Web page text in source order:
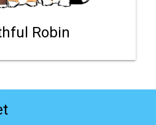
Robin